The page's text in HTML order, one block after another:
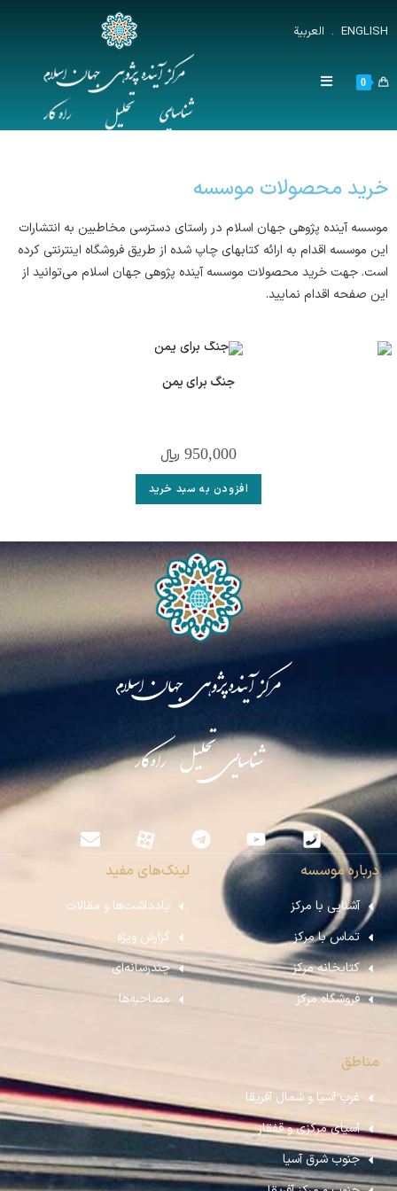
ENGLISH
. العربية
0
خرید محصولات موسسه
موسسه آینده پژوهی جهان اسلام در راستای دسترسی مخاطبین به انتشارات
این موسسه اقدام به ارائه کتاب­های چاپ شده از طریق فروشگاه اینترنتی کرده
است. جهت خرید محصولات موسسه آینده پژوهی جهان اسلام می‌توانید از
این صفحه اقدام نمایید.
جنگ برای یمن
950,000 ﷼
افزودن به سبد خرید
مرکز آینده‌پژوهی جهان اسلام
شناسایی تحلیل راه‌کار
درباره موسسه
آشنایی با مرکز
تماس با مرکز
کتابخانه مرکز
فروشگاه مرکز
لینک‌های مفید
یادداشت‌ها و مقالات
گزارش ویژه
چندرسانه‌ای
مصاحبه‌ها
مناطق
غرب آسیا و شمال آفریقا
آسیای مرکزی و قفقاز
جنوب شرق آسیا